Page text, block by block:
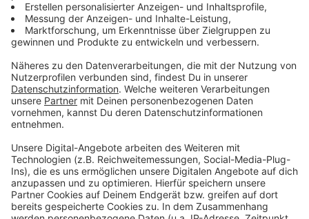
Wir verwenden einen Service eines
Drittanbieters, um Videoinhalte
einzubetten. Dieser Service kann
sammeln. Bitte lesen Sie die
Details durch und stimmen Sie der
Nutzung des Service zu, um dieses
Mehr Informationen
Akzeptieren
powered byUsercentrics Consent
Fünf für Lorde
Anzeige